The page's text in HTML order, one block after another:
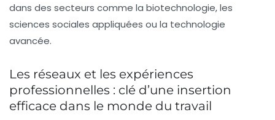
dans des secteurs comme la biotechnologie, les
sciences sociales appliquées ou la technologie
avancée.
Les réseaux et les expériences
professionnelles : clé d’une insertion
efficace dans le monde du travail